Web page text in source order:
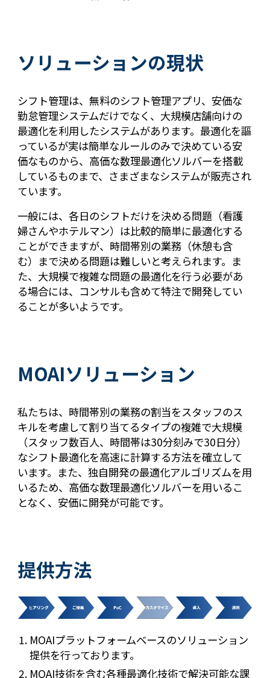
ソリューションの現状
シフト管理は、無料のシフト管理アプリ、安価な
勤怠管理システムだけでなく、大規模店舗向けの
最適化を利用したシステムがあります。最適化を謳
っているが実は簡単なルールのみで決めている安
価なものから、高価な数理最適化ソルバーを搭載
しているものまで、さまざまなシステムが販売され
ています。
一般には、各日のシフトだけを決める問題（看護
婦さんやホテルマン）は比較的簡単に最適化する
ことができますが、時間帯別の業務（休憩も含
む）まで決める問題は難しいと考えられます。ま
た、大規模で複雑な問題の最適化を行う必要があ
る場合には、コンサルも含めて特注で開発してい
ることが多いようです。
MOAIソリューション
私たちは、時間帯別の業務の割当をスタッフのス
キルを考慮して割り当てるタイプの複雑で大規模
（スタッフ数百人、時間帯は30分刻みで30日分）
なシフト最適化を高速に計算する方法を確立して
います。また、独自開発の最適化アルゴリズムを用
いるため、高価な数理最適化ソルバーを用いるこ
となく、安価に開発が可能です。
提供方法
MOAIプラットフォームベースのソリューション
提供を行っております。
MOAI技術を含む各種最適化技術で解決可能な課